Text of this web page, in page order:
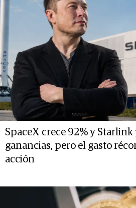
SpaceX crece 92% y Starlink
ganancias, pero el gasto
acción